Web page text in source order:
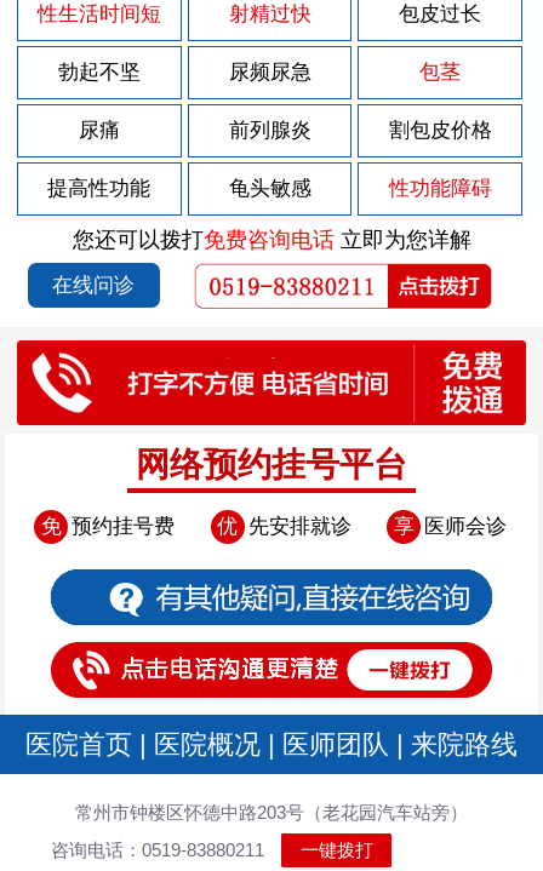
性生活时间短 射精过快 包皮过长
勃起不坚 尿频尿急 包茎
尿痛 前列腺炎 割包皮价格
提高性功能 龟头敏感 性功能障碍
您还可以拨打免费咨询电话立即为您详解
在线问诊
网络预约挂号平台
免 预约挂号费 优 先安排就诊 享 医师会诊
医院首页 | 医院概况 | 医师团队 | 来院路线
常州市钟楼区怀德中路203号（老花园汽车站旁）
咨询电话：0519-83880211
一键拨打